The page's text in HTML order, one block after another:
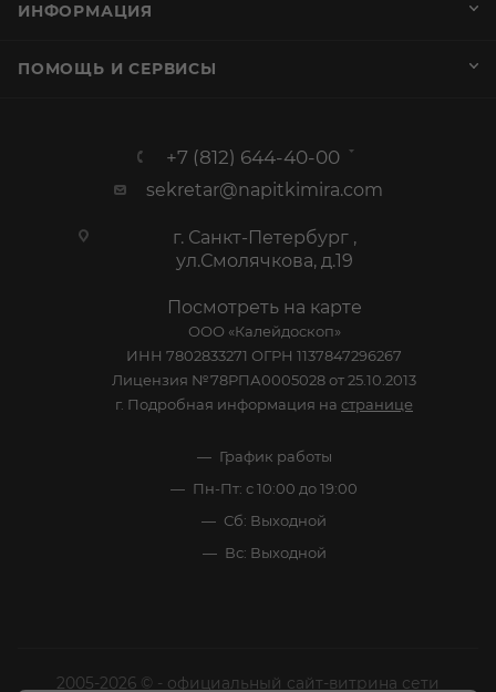
ИНФОРМАЦИЯ
ПОМОЩЬ И СЕРВИСЫ
+7 (812) 644-40-00
sekretar@napitkimira.com
г. Санкт-Петербург ,
ул.Смолячкова, д.19
Посмотреть на карте
ООО «Калейдоскоп»
ИНН 7802833271 ОГРН 1137847296267
Лицензия №78РПА0005028 от 25.10.2013
г. Подробная информация на странице
График работы
Пн-Пт: с 10:00 до 19:00
Сб: Выходной
Вс: Выходной
2005-2026 © - официальный сайт-витрина сети